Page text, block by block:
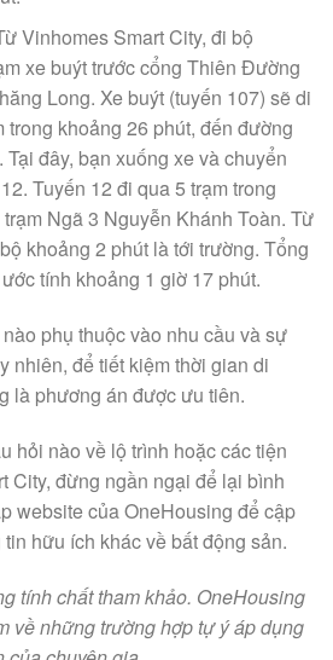
Vinhomes Smart City, đi bộ
xe buýt trước cổng Thiên Đường
Long. Xe buýt (tuyến 107) sẽ di
trong khoảng 26 phút, đến đường
đây, bạn xuống xe và chuyển
Tuyến 12 đi qua 5 trạm trong
Ngã 3 Nguyễn Khánh Toàn. Từ
khoảng 2 phút là tới trường. Tổng
tính khoảng 1 giờ 17 phút.
phụ thuộc vào nhu cầu và sự
nhiên, để tiết kiệm thời gian di
là phương án được ưu tiên.
hỏi nào về lộ trình hoặc các tiện
City, đừng ngần ngại để lại bình
website của OneHousing để cập
hữu ích khác về bất động sản.
tính chất tham khảo. OneHousing
về những trường hợp tự ý áp dụng